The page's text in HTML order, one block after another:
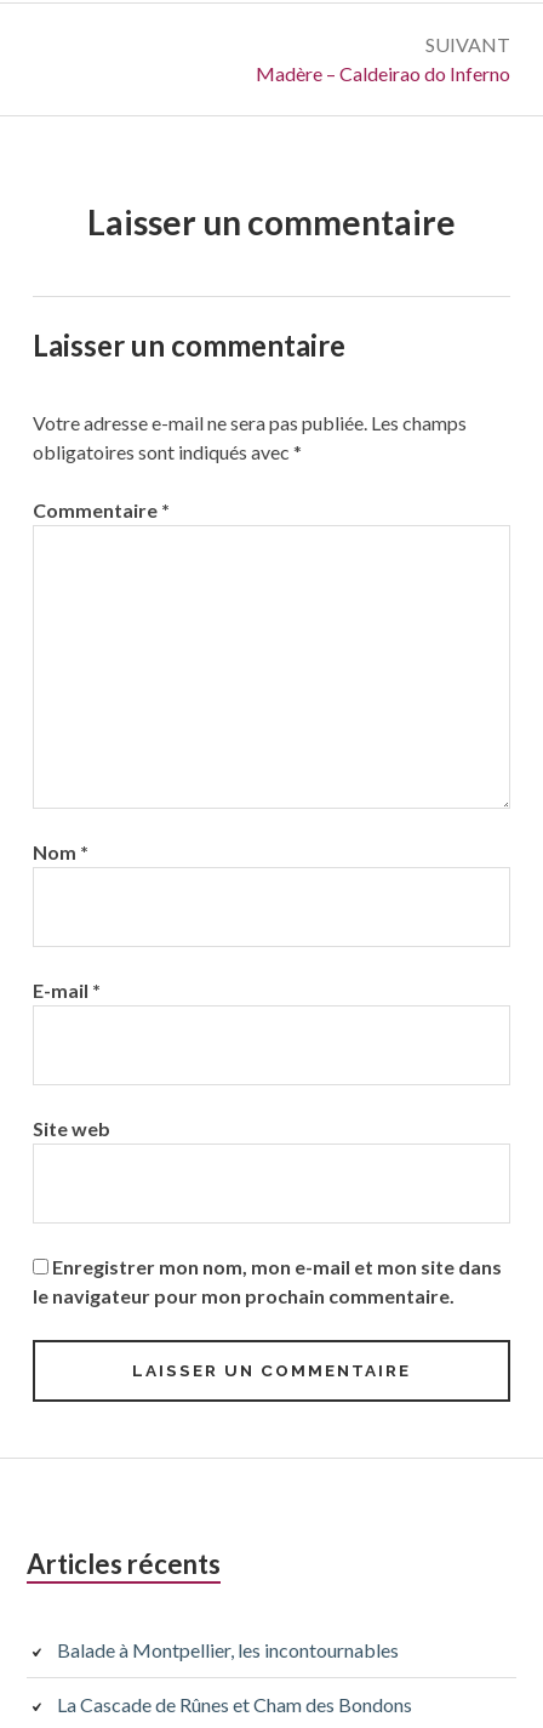
SUIVANT
Suivant :
Madère – Caldeirao do Inferno
Laisser un commentaire
Laisser un commentaire
Votre adresse e-mail ne sera pas publiée. Les champs
obligatoires sont indiqués avec *
Commentaire *
Nom *
E-mail *
Site web
Enregistrer mon nom, mon e-mail et mon site dans
le navigateur pour mon prochain commentaire.
Colonne
subsidiaire
Articles récents
Balade à Montpellier, les incontournables
La Cascade de Rûnes et Cham des Bondons